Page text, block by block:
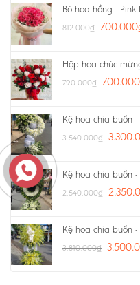
Bó hoa hồng - Pink
812.000₫ 700.000
Hộp hoa chúc
790.000₫ 700.000
Kệ hoa chia buồn -
3.540.000₫
Kệ hoa chia buồn -
2.540.000₫
Kệ hoa chia buồn -
3.810.000₫